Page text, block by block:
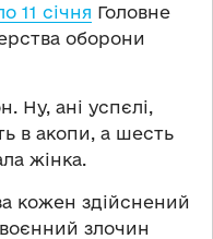
11 січня Головне
оборони
Ну, ані успєлі,
в акопи, а шесть
жінка.
кожен здійснений
злочин